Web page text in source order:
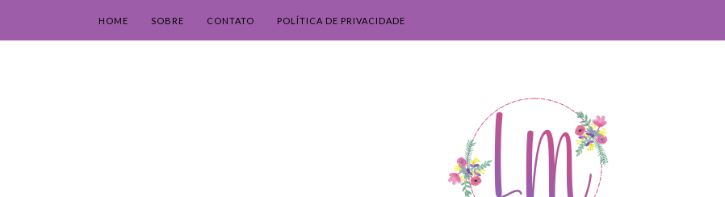
HOME SOBRE CONTATO POLÍTICA DE PRIVACIDADE